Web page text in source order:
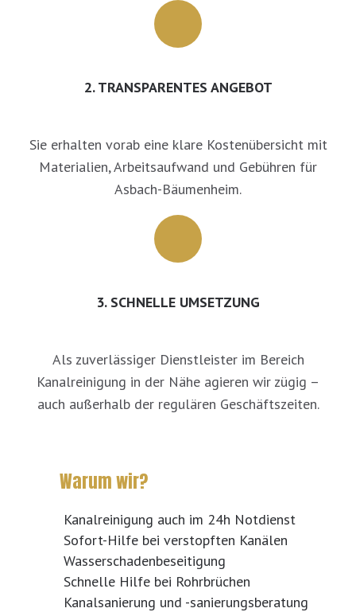
2. TRANSPARENTES ANGEBOT
Sie erhalten vorab eine klare Kostenübersicht mit
Materialien, Arbeitsaufwand und Gebühren für
Asbach-Bäumenheim.
3. SCHNELLE UMSETZUNG
Als zuverlässiger Dienstleister im Bereich
Kanalreinigung in der Nähe agieren wir zügig –
auch außerhalb der regulären Geschäftszeiten.
Warum wir?
Kanalreinigung auch im 24h Notdienst
Sofort-Hilfe bei verstopften Kanälen
Wasserschadenbeseitigung
Schnelle Hilfe bei Rohrbrüchen
Kanalsanierung und -sanierungsberatung